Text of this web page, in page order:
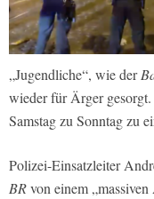
„Jugendliche“, wie der
wieder für Ärger
Samstag zu Sonntag zu
Polizei-Einsatzleiter
BRvon einem